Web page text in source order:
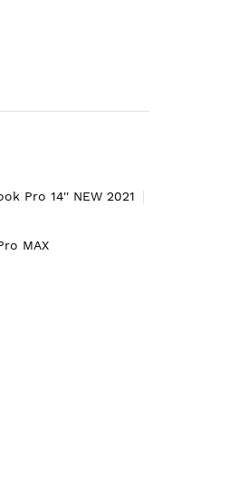
Pro 14'' NEW 2021
MAX